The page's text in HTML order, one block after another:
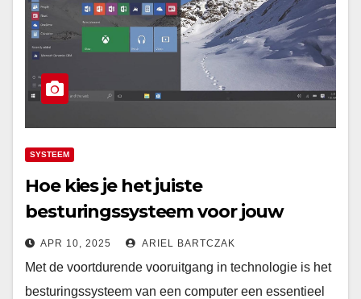
SYSTEEM
Hoe kies je het juiste
besturingssysteem voor jouw
computer: Een uitgebreide gids
APR 10, 2025 ARIEL BARTCZAK
Met de voortdurende vooruitgang in technologie is het
besturingssysteem van een computer een essentieel